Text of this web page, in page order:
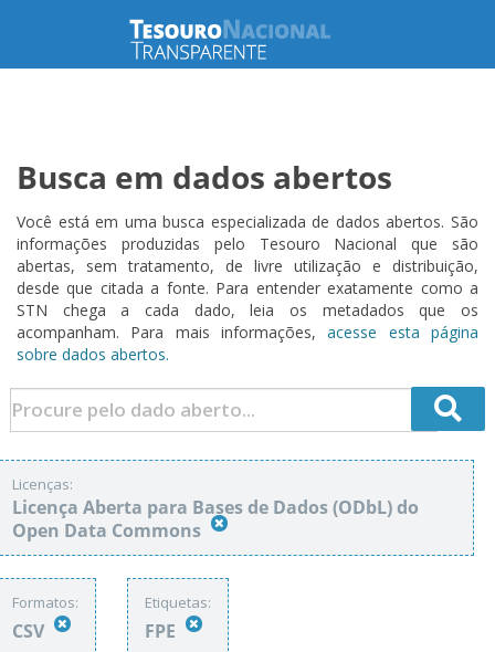
Busca em dados abertos
Você está em uma busca especializada de dados abertos. São
informações produzidas pelo Tesouro Nacional que são
abertas, sem tratamento, de livre utilização e distribuição,
desde que citada a fonte. Para entender exatamente como a
STN chega a cada dado, leia os metadados que os
acompanham. Para mais informações,acesse esta página
sobre dados abertos.
Licenças:
Licença Aberta para Bases de Dados (ODbL) do
Open Data Commons
Formatos:
CSV
Etiquetas:
FPE